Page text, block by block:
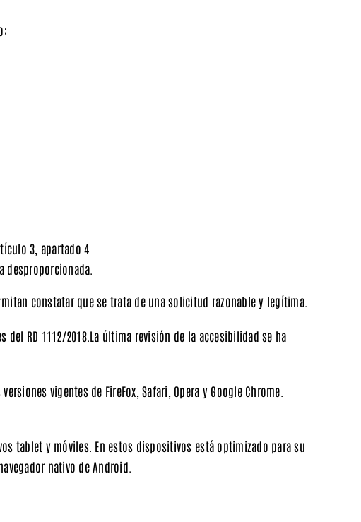
3, apartado 4
desproporcionada
constatar que se trata de una solicitud razonable y legítima.
del RD 1112/2018.La última revisión de la accesibilidad se ha
vigentes de FireFox, Safari, Opera y Google Chrome.
tablet y móviles. En estos dispositivos está optimizado para su
nativo de Android.